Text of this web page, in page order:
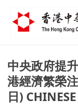
中央政府提
港經濟繁榮
日)